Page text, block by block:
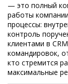
— это полный
работы
процессы:
контроль
клиентами в
командировок,
кто стремится
максимальные